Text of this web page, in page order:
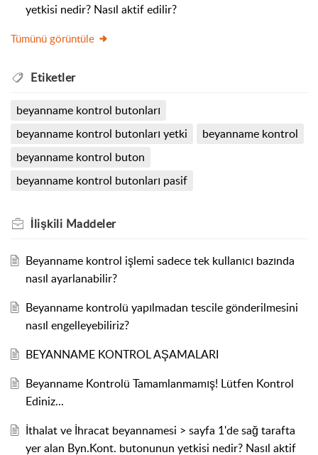
yetkisi nedir? Nasıl aktif edilir?
Tümünü görüntüle
Etiketler
beyanname kontrol butonları
beyanname kontrol butonları yetki
beyanname kontrol
beyanname kontrol buton
beyanname kontrol butonları pasif
İlişkili Maddeler
Beyanname kontrol işlemi sadece tek kullanıcı bazında
nasıl ayarlanabilir?
Beyanname kontrolü yapılmadan tescile gönderilmesini
nasıl engelleyebiliriz?
BEYANNAME KONTROL AŞAMALARI
Beyanname Kontrolü Tamamlanmamış! Lütfen Kontrol
Ediniz...
İthalat ve İhracat beyannamesi > sayfa 1'de sağ tarafta
yer alan Byn.Kont. butonunun yetkisi nedir? Nasıl aktif